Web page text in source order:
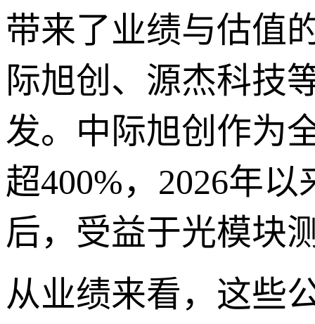
带来了业绩与估值
际旭创、源杰科技
发。中际旭创作为
超400%，2026年
后，受益于光模块
从业绩来看，这些